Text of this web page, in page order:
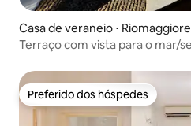
Casa de veraneio ⋅ Riomaggiore
Preferido dos hóspedes
Preferido dos hóspedes